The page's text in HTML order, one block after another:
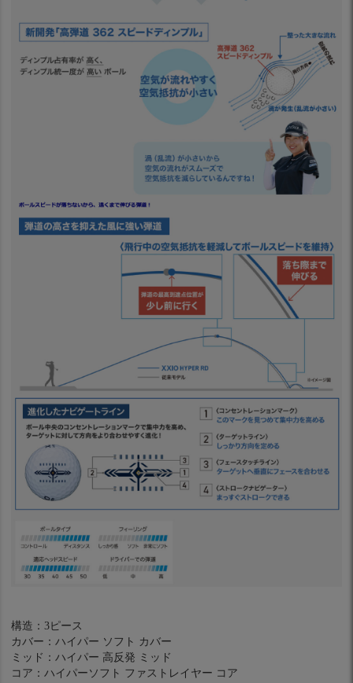
構造：3ピース
カバー：ハイパー ソフト カバー
ミッド：ハイパー 高反発 ミッド
コア：ハイパーソフト ファストレイヤー コア